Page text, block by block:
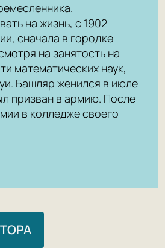
на жизнь, с 1902
сначала в городке
на занятость на
математических наук,
Башляр женился в июле
призван в армию. После
в колледже своего